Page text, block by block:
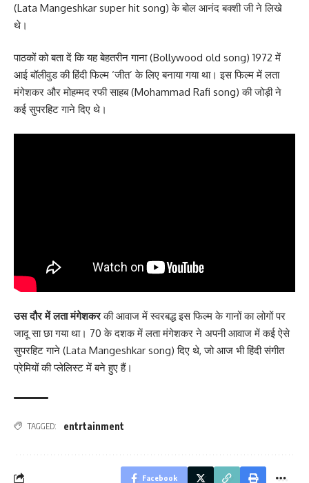
(Lata Mangeshkar super hit song) के बोल आनंद बक्शी जी ने लिखे
थे।
पाठकों को बता दें कि यह बेहतरीन गाना (Bollywood old song) 1972 में
आई बॉलीवुड की हिंदी फिल्म ‘जीत’ के लिए बनाया गया था। इस फिल्म में लता
मंगेशकर और मोहम्मद रफी साहब (Mohammad Rafi song) की जोड़ी ने
कई सुपरहिट गाने दिए थे।
उस दौर में लता मंगेशकरकी आवाज में स्वरबद्ध इस फिल्म के गानों का लोगों पर
जादू सा छा गया था। 70 के दशक में लता मंगेशकर ने अपनी आवाज में कई ऐसे
सुपरहिट गाने (Lata Mangeshkar song) दिए थे, जो आज भी हिंदी संगीत
प्रेमियों की प्लेलिस्ट में बने हुए हैं।
TAGGED: entrtainment
Facebook